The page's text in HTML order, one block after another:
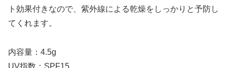
ト効果付きなので、紫外線による乾燥をしっかりと予防し
てくれます。
内容量：4.5g
UV指数：SPF15